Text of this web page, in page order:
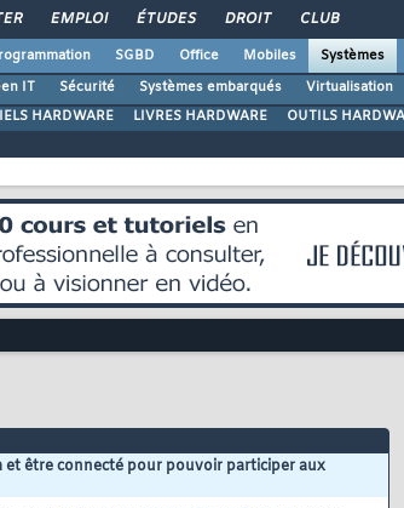
EMPLOI ÉTUDES DROIT CLUB
SGBD Office Mobiles
Systèmes
IT Sécurité Systèmes embarqués Virtualisation
HARDWARE LIVRES HARDWARE OUTILS
et être connecté pour pouvoir participer aux